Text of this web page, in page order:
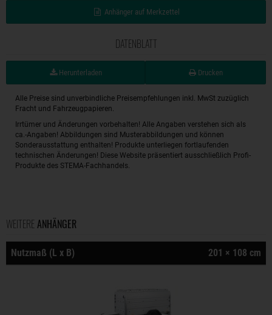
Anhänger auf Merkzettel
DATENBLATT
Herunterladen Drucken
Alle Preise sind unverbindliche Preisempfehlungen inkl. MwSt zuzüglich
Fracht und Fahrzeugpapieren.
Irrtümer und Änderungen vorbehalten! Alle Angaben verstehen sich als
ca.-Angaben! Abbildungen sind Musterabbildungen und können
Sonderausstattung enthalten! Produkte unterliegen fortlaufenden
technischen Änderungen! Diese Website präsentiert ausschließlich Profi-
Produkte des STEMA-Fachhandels.
WEITERE ANHÄNGER
Nutzmaß (L x B) 201 × 108 cm